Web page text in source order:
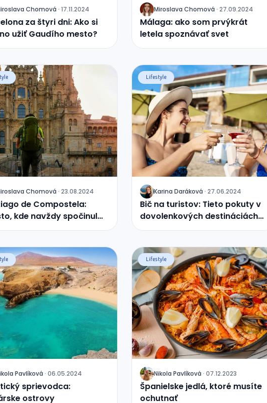
Chomová · 17.11.2024
za štyri dni: Ako si
užiť Gaudího mesto?
J Miroslava Chomová · 27.09.2024
Málaga: ako som prvýkrát
letela spoznávať svet
Chomová · 23.08.2024
de Compostela:
kde navždy spočinul
Jakub
J Karina Daráková · 27.06.2024
Bič na turistov: Tieto pokuty v
dovolenkových destináciách
vás nepotešia
Lifestyle
Pavlíková · 06.05.2024
sprievodca:
ostrovy
J Nikola Pavlíková · 07.12.2023
Španielske jedlá, ktoré musíte
ochutnať
Lifestyle